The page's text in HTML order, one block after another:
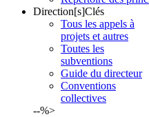
Direction[s]Clés
Tous les appels à
projets et autres
Toutes les
subventions
Guide du directeur
Conventions
collectives
--%>